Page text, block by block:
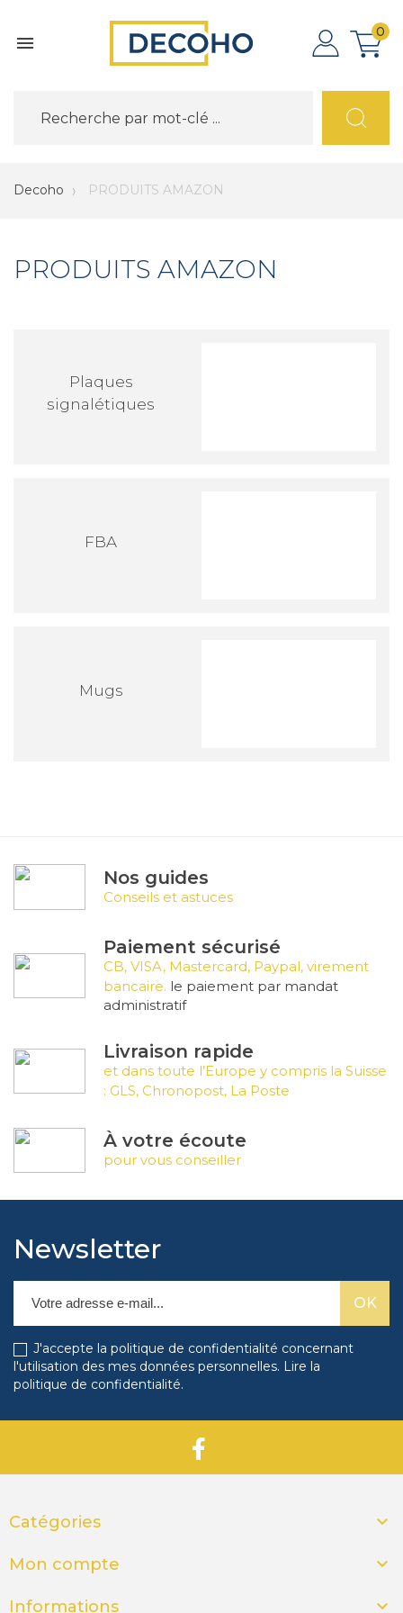

0
Decoho PRODUITS AMAZON
PRODUITS AMAZON
Plaques
signalétiques
FBA
Mugs
Nos guides
Conseils et astuces
Paiement sécurisé
CB, VISA, Mastercard, Paypal, virement
bancaire. le paiement par mandat
administratif
Livraison rapide
et dans toute l’Europe y compris la Suisse
: GLS, Chronopost, La Poste
À votre écoute
pour vous conseiller
Newsletter
J'accepte la politique de confidentialité concernant
l'utilisation des mes données personnelles. Lire la
politique de confidentialité.
Catégories 
Mon compte 
Informations 